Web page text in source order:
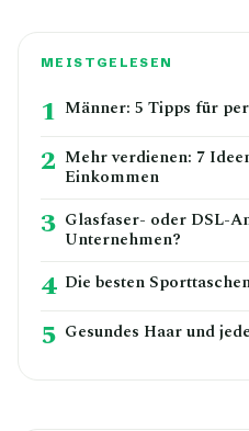
MEISTGELESEN
1 Männer: 5 Tipps für
2 Mehr verdienen: 7
Einkommen
3 Glasfaser- oder DSL-
Unternehmen?
4 Die besten
5 Gesundes Haar und